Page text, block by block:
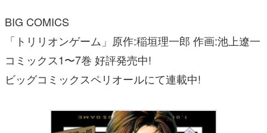
BIG COMICS
「トリリオンゲーム」原作:稲垣理一郎 作画:池上遼一
コミックス1〜7巻 好評発売中!
ビッグコミックスペリオールにて連載中!